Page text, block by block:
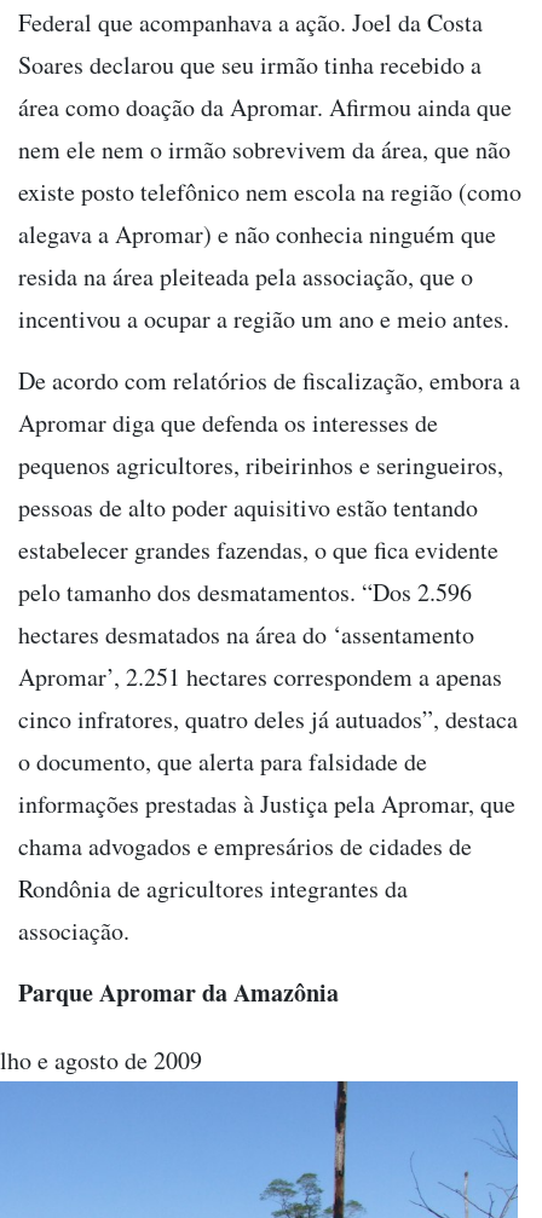
Federal que acompanhava a ação. Joel da Costa
Soares declarou que seu irmão tinha recebido a
área como doação da Apromar. Afirmou ainda que
nem ele nem o irmão sobrevivem da área, que não
existe posto telefônico nem escola na região (como
alegava a Apromar) e não conhecia ninguém que
resida na área pleiteada pela associação, que o
incentivou a ocupar a região um ano e meio antes.
De acordo com relatórios de fiscalização, embora a
Apromar diga que defenda os interesses de
pequenos agricultores, ribeirinhos e seringueiros,
pessoas de alto poder aquisitivo estão tentando
estabelecer grandes fazendas, o que fica evidente
pelo tamanho dos desmatamentos. “Dos 2.596
hectares desmatados na área do ‘assentamento
Apromar’, 2.251 hectares correspondem a apenas
cinco infratores, quatro deles já autuados”, destaca
o documento, que alerta para falsidade de
informações prestadas à Justiça pela Apromar, que
chama advogados e empresários de cidades de
Rondônia de agricultores integrantes da
associação.
Parque Apromar da Amazônia
e agosto de 2009